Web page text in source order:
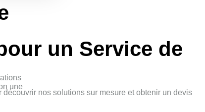
une
un Service de
nos solutions sur mesure et obtenir un devis